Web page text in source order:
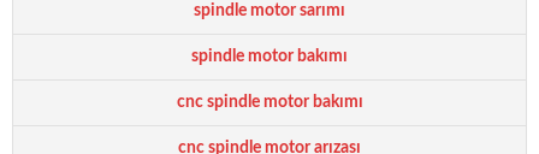
spindle motor sarımı
spindle motor bakımı
cnc spindle motor bakımı
cnc spindle motor arızası